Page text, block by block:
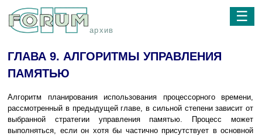
архив
☰
ГЛАВА 9. АЛГОРИТМЫ УПРАВЛЕНИЯ
ПАМЯТЬЮ
Алгоритм планирования использования процессорного времени,
рассмотренный в предыдущей главе, в сильной степени зависит от
выбранной стратегии управления памятью. Процесс может
выполняться, если он хотя бы частично присутствует в основной